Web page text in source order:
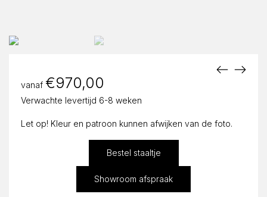
vanaf €970,00
Verwachte levertijd 6-8 weken
Let op! Kleur en patroon kunnen afwijken van de foto.
Bestel staaltje
Showroom afspraak